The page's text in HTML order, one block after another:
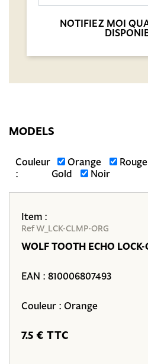
NOTIFIEZ MOI
MODELS
Couleur
:
Orange Rouge
Gold
Noir
Item :
Ref W_LCK-CLMP-ORG
WOLF TOOTH ECHO
EAN : 810006807493
Couleur : Orange
7.5 € TTC